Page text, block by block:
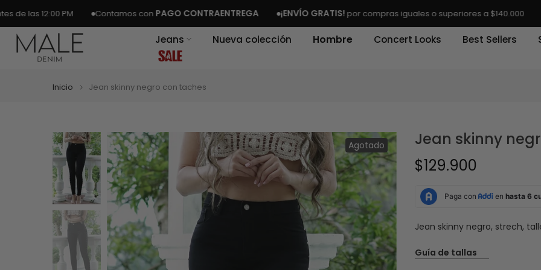
Ir
al
contenido
12:00 PM Contamos conPAGO CONTRAENTREGA ¡ENVÍO GRATIS!por compras iguales o superiores a $140.000
Jeans Nueva colección Hombre Concert Looks Best Sellers
Inicio Jean skinny negro con taches
Agotado
Jean skinny
$129.900
Jean skinny negro, strech,
Guía de tallas